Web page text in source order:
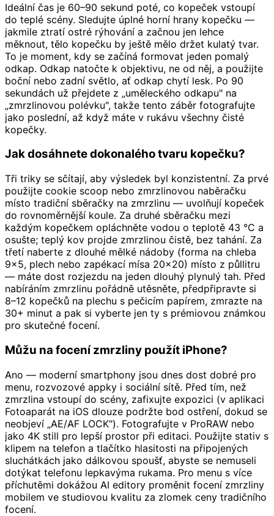
Ideální čas je 60–90 sekund poté, co kopeček vstoupí
do teplé scény. Sledujte úplné horní hrany kopečku —
jakmile ztratí ostré rýhování a začnou jen lehce
měknout, tělo kopečku by ještě mělo držet kulatý tvar.
To je moment, kdy se začíná formovat jeden pomalý
odkap. Odkap natočte k objektivu, ne od něj, a použijte
boční nebo zadní světlo, ať odkap chytí lesk. Po 90
sekundách už přejdete z „uměleckého odkapu" na
„zmrzlinovou polévku", takže tento záběr fotografujte
jako poslední, až když máte v rukávu všechny čisté
kopečky.
Jak dosáhnete dokonalého tvaru kopečku?
Tři triky se sčítají, aby výsledek byl konzistentní. Za prvé
použijte cookie scoop nebo zmrzlinovou naběračku
místo tradiční sběračky na zmrzlinu — uvolňují kopeček
do rovnoměrnější koule. Za druhé sběračku mezi
každým kopečkem opláchněte vodou o teplotě 43 °C a
osušte; teplý kov projde zmrzlinou čistě, bez tahání. Za
třetí naberte z dlouhé mělké nádoby (forma na chleba
9×5, plech nebo zapékací mísa 20×20) místo z půllitru
— máte dost rozjezdu na jeden dlouhý plynulý tah. Před
nabíráním zmrzlinu pořádně utěsněte, předpřipravte si
8–12 kopečků na plechu s pečicím papírem, zmrazte na
30+ minut a pak si vyberte jen ty s prémiovou známkou
pro skutečné focení.
Můžu na focení zmrzliny použít iPhone?
Ano — moderní smartphony jsou dnes dost dobré pro
menu, rozvozové appky i sociální sítě. Před tím, než
zmrzlina vstoupí do scény, zafixujte expozici (v aplikaci
Fotoaparát na iOS dlouze podržte bod ostření, dokud se
neobjeví „AE/AF LOCK"). Fotografujte v ProRAW nebo
jako 4K still pro lepší prostor při editaci. Použijte stativ s
klipem na telefon a tlačítko hlasitosti na připojených
sluchátkách jako dálkovou spoušť, abyste se nemuseli
dotýkat telefonu lepkavýma rukama. Pro menu s více
příchutěmi dokážou AI editory proměnit focení zmrzliny
mobilem ve studiovou kvalitu za zlomek ceny tradičního
focení.